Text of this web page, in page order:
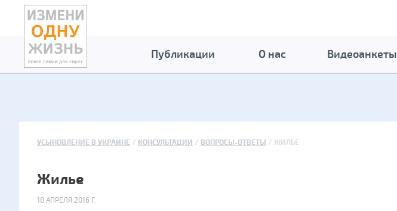
Публикации О нас Видеоанкеты
УСЫНОВЛЕНИЕ В УКРАИНЕ КОНСУЛЬТАЦИИ ВОПРОСЫ-ОТВЕТЫ ЖИЛЬЕ
Жилье
18 АПРЕЛЯ 2016 Г.